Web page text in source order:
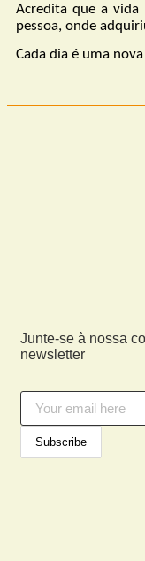
Acredita que a vida
pessoa, onde
Cada dia é uma
Junte-se à nossa
newsletter